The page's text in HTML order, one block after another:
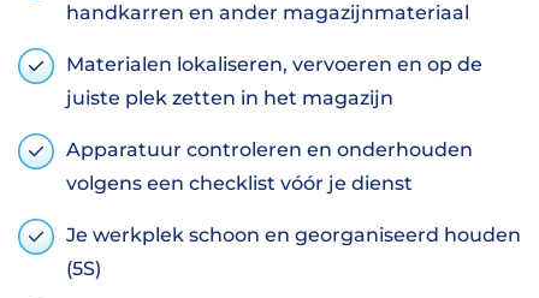
handkarren en ander magazijnmateriaal
Materialen lokaliseren, vervoeren en op de
juiste plek zetten in het magazijn
Apparatuur controleren en onderhouden
volgens een checklist vóór je dienst
Je werkplek schoon en georganiseerd houden
(5S)